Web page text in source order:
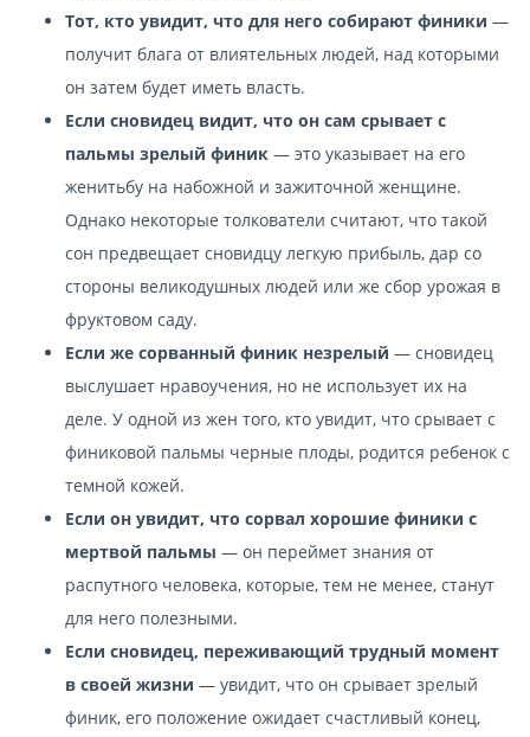
Тот, кто увидит, что для него собирают финики —
получит блага от влиятельных людей, над которыми
он затем будет иметь власть.
Если сновидец видит, что он сам срывает с
пальмы зрелый финик — это указывает на его
женитьбу на набожной и зажиточной женщине.
Однако некоторые толкователи считают, что такой
сон предвещает сновидцу легкую прибыль, дар со
стороны великодушных людей или же сбор урожая в
фруктовом саду.
Если же сорванный финик незрелый — сновидец
выслушает нравоучения, но не использует их на
деле. У одной из жен того, кто увидит, что срывает с
финиковой пальмы черные плоды, родится ребенок с
темной кожей.
Если он увидит, что сорвал хорошие финики с
мертвой пальмы — он переймет знания от
распутного человека, которые, тем не менее, станут
для него полезными.
Если сновидец, переживающий трудный момент
в своей жизни — увидит, что он срывает зрелый
финик, его положение ожидает счастливый конец,